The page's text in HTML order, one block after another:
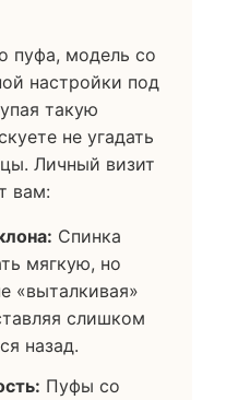
пуфа, модель со
настройки под
такую
не угадать
Личный визит
вам:
Спинка
мягкую, но
«выталкивая»
слишком
назад.
Пуфы со